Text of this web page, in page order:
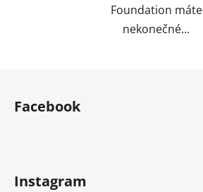
Foundation máte
nekonečné...
Facebook
Instagram